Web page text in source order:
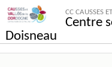
CC CAUSSES
Centre
Doisneau